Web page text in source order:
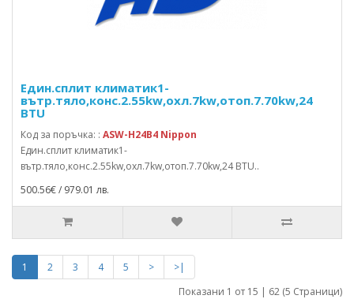
Един.сплит климатик1-
вътр.тяло,конс.2.55kw,охл.7kw,отоп.7.70kw,24
BTU
Код за поръчка: : ASW-H24B4 Nippon
Един.сплит климатик1-
вътр.тяло,конс.2.55kw,охл.7kw,отоп.7.70kw,24 BTU..
500.56€ / 979.01 лв.
1 2 3 4 5 >
>|
Показани 1 от 15 | 62 (5 Страници)